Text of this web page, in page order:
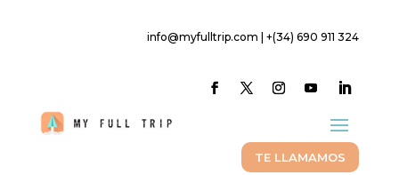
info@myfulltrip.com | +(34) 690 911 324
TE LLAMAMOS